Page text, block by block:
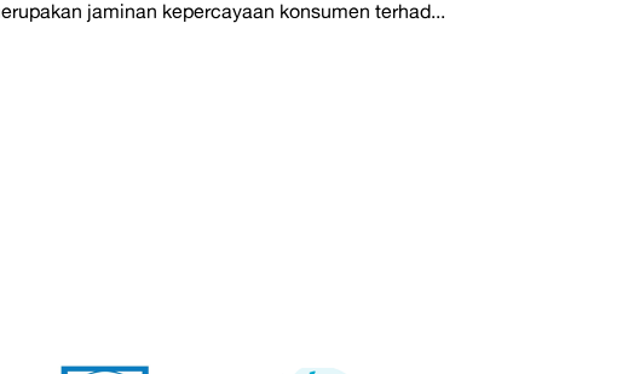
jaminan kepercayaan konsumen terhad...